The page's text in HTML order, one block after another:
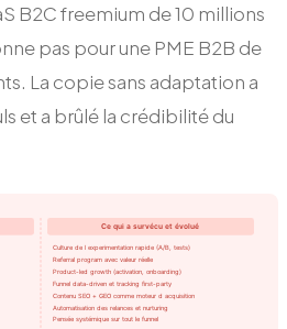
B2C freemium de 10 millions
pas pour une PME B2B de
La copie sans adaptation a
et a brûlé la crédibilité du
Ce qui a survécu et évolué
Culture de l experimentation rapide (A/B, tests)
Referral program avec valeur réelle
Product-led growth (activation, onboarding)
Funnel data-driven et tracking first-party
Contenu SEO + GEO comme moteur d acquisition
Automatisation des relances et nurturing
Pensée systémique sur tout le funnel